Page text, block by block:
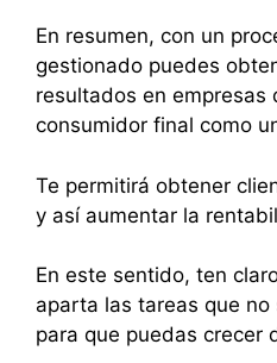
En resumen, con un
gestionado puedes
resultados en empresas
consumidor final como
Te permitirá obtener
y así aumentar la
En este sentido, ten
aparta las tareas que
para que puedas crecer